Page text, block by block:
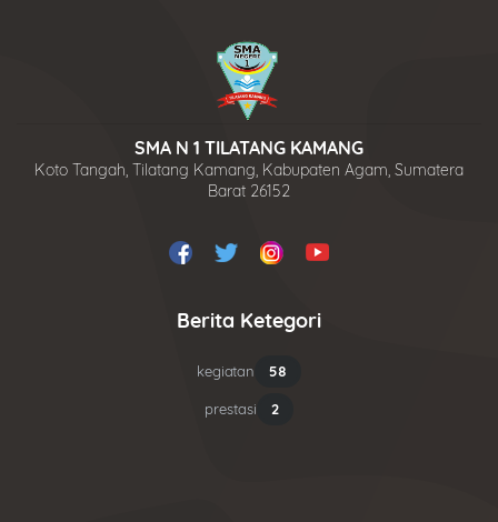
SMA N 1 TILATANG KAMANG
Koto Tangah, Tilatang Kamang, Kabupaten Agam, Sumatera
Barat 26152
Berita Ketegori
kegiatan 58
prestasi 2